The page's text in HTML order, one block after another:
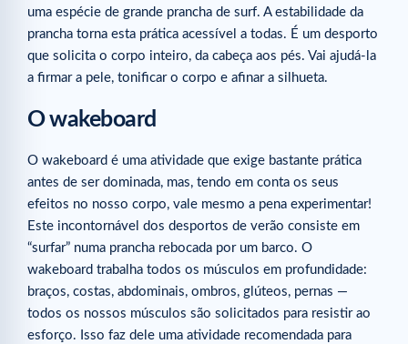
uma espécie de grande prancha de surf. A estabilidade da
prancha torna esta prática acessível a todas. É um desporto
que solicita o corpo inteiro, da cabeça aos pés. Vai ajudá-la
a firmar a pele, tonificar o corpo e afinar a silhueta.
O wakeboard
O wakeboard é uma atividade que exige bastante prática
antes de ser dominada, mas, tendo em conta os seus
efeitos no nosso corpo, vale mesmo a pena experimentar!
Este incontornável dos desportos de verão consiste em
“surfar” numa prancha rebocada por um barco. O
wakeboard trabalha todos os músculos em profundidade:
braços, costas, abdominais, ombros, glúteos, pernas —
todos os nossos músculos são solicitados para resistir ao
esforço. Isso faz dele uma atividade recomendada para